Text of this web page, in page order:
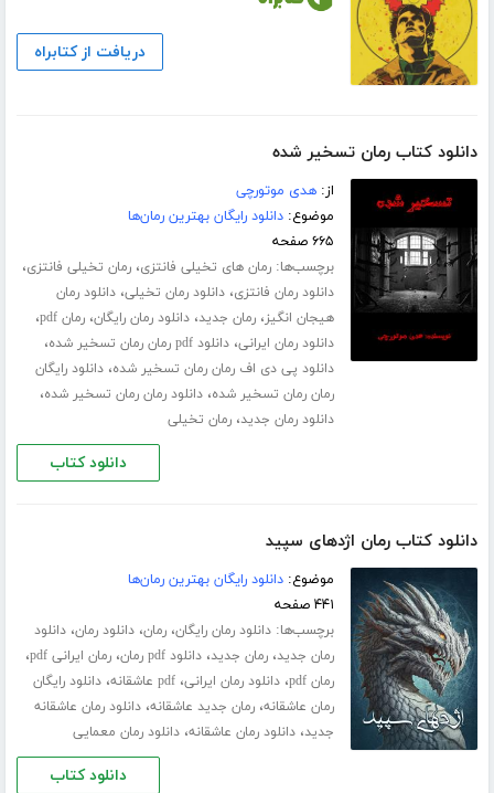
دریافت از کتابراه
دانلود کتاب رمان تسخیر شده
از:هدی موتورچی
موضوع:دانلود رایگان بهترین رمان‌ها
۶۶۵ صفحه
برچسب‌ها:رمان های تخیلی فانتزی،رمان تخیلی فانتزی،
دانلود رمان فانتزی،دانلود رمان تخیلی،دانلود رمان
هیجان انگیز،رمان جدید،دانلود رمان رایگان،رمان pdf ،
دانلود رمان ایرانی،دانلود pdf رمان رمان تسخیر شده ،
دانلود پی دی اف رمان رمان تسخیر شده،دانلود رایگان
رمان رمان تسخیر شده،دانلود رمان رمان تسخیر شده،
دانلود رمان جدید،رمان تخیلی
دانلود کتاب
دانلود کتاب رمان اژدهای سپید
موضوع:دانلود رایگان بهترین رمان‌ها
۴۴۱ صفحه
برچسب‌ها:دانلود رمان رایگان،رمان،دانلود رمان،دانلود
رمان جدید،رمان جدید،دانلود pdf رمان ،رمان ایرانی pdf ،
رمان pdf ،دانلود رمان ایرانی،pdf عاشقانه ،دانلود رایگان
رمان عاشقانه،رمان جدید عاشقانه،دانلود رمان عاشقانه
جدید،دانلود رمان عاشقانه،دانلود رمان معمایی
دانلود کتاب